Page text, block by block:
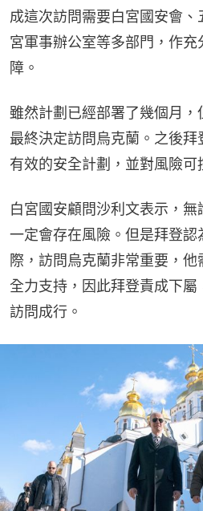
成這次訪問需要白宮國安會、
宮軍事辦公室等多部門，作
障。
雖然計劃已經部署了幾個月，
最終決定訪問烏克蘭。之後
有效的安全計劃，並對風險可
白宮國安顧問沙利文表示，無
一定會存在風險。但是拜登認
際，訪問烏克蘭非常重要，
全力支持，因此拜登責成下
訪問成行。